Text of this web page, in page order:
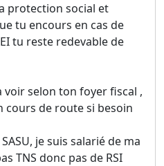
protection social et
tu encours en cas de
tu reste redevable de
voir selon ton foyer fiscal ,
cours de route si besoin
je suis salarié de ma
TNS donc pas de RSI